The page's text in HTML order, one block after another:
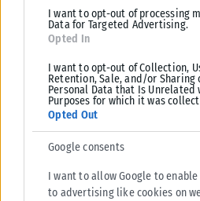
I want to opt-out of processing
Data for Targeted Advertising.
Opted In
I want to opt-out of Collection,
Retention, Sale, and/or Sharing
Personal Data that Is Unrelated
Purposes for which it was
Opted Out
Google consents
I want to allow Google to
to advertising like cookies on
Η αγάπη «ανθίζει» στη Θεσσαλονίκη:
ανθοπωλεία που ξεχωρίζουν (ΦΩΤΟ)
ΚΩΝΣΤΑΝΤΊΝΟΣ ΟΥΖΟΎΝΟΓΛΟΥ
Πετάνε πρώην υφυπουργό στον
ΑΝΑΡΤΉΘΗΚΕ ΑΠΌΚΩΝΣΤΑΝΤΊΝΟΣ ΟΥΖΟΎΝΟΓΛΟΥ
ΑΝΑΡΤΉΘΗΚΕ ΑΠΌΚΩΝΣΤΑΝΤΊΝΟΣ ΟΥΖΟΎΝΟΓΛΟΥ